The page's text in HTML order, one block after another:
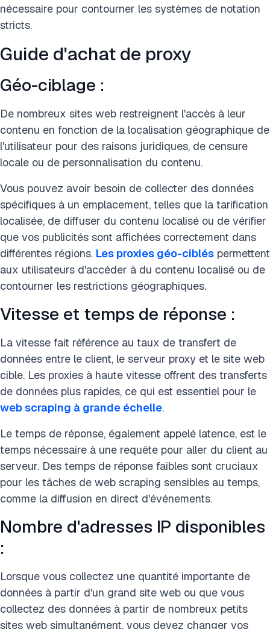
nécessaire pour contourner les systèmes de notation
stricts.
Guide d'achat de proxy
Géo-ciblage :
De nombreux sites web restreignent l'accès à leur
contenu en fonction de la localisation géographique de
l'utilisateur pour des raisons juridiques, de censure
locale ou de personnalisation du contenu.
Vous pouvez avoir besoin de collecter des données
spécifiques à un emplacement, telles que la tarification
localisée, de diffuser du contenu localisé ou de vérifier
que vos publicités sont affichées correctement dans
différentes régions. Les proxies géo-ciblés permettent
aux utilisateurs d'accéder à du contenu localisé ou de
contourner les restrictions géographiques.
Vitesse et temps de réponse :
La vitesse fait référence au taux de transfert de
données entre le client, le serveur proxy et le site web
cible. Les proxies à haute vitesse offrent des transferts
de données plus rapides, ce qui est essentiel pour le
web scraping à grande échelle.
Le temps de réponse, également appelé latence, est le
temps nécessaire à une requête pour aller du client au
serveur. Des temps de réponse faibles sont cruciaux
pour les tâches de web scraping sensibles au temps,
comme la diffusion en direct d'événements.
Nombre d'adresses IP disponibles
:
Lorsque vous collectez une quantité importante de
données à partir d'un grand site web ou que vous
collectez des données à partir de nombreux petits
sites web simultanément, vous devez changer vos